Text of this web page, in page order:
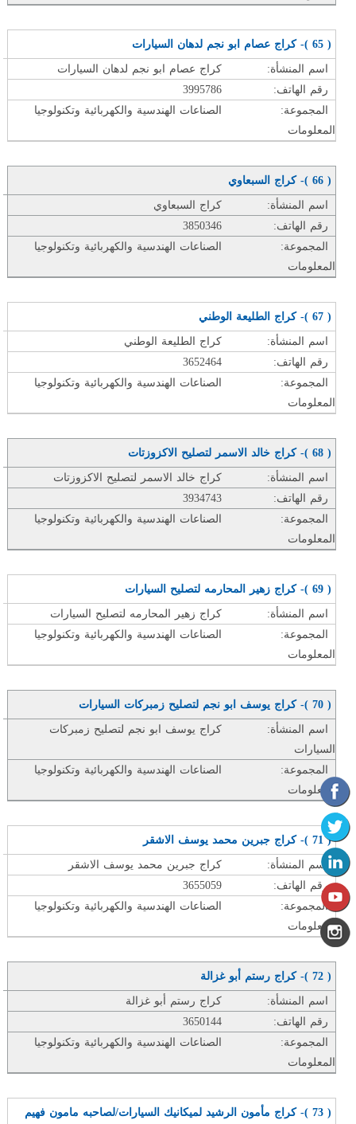
( 65 )- كراج عصام ابو نجم لدهان السيارات
اسم المنشأة:
كراج عصام ابو نجم لدهان السيارات
رقم الهاتف:
3995786
المجموعة:
الصناعات الهندسية والكهربائية وتكنولوجيا
المعلومات
( 66 )- كراج السبعاوي
اسم المنشأة:
كراج السبعاوي
رقم الهاتف:
3850346
المجموعة:
الصناعات الهندسية والكهربائية وتكنولوجيا
المعلومات
( 67 )- كراج الطليعة الوطني
اسم المنشأة:
كراج الطليعة الوطني
رقم الهاتف:
3652464
المجموعة:
الصناعات الهندسية والكهربائية وتكنولوجيا
المعلومات
( 68 )- كراج خالد الاسمر لتصليح الاكزوزتات
اسم المنشأة:
كراج خالد الاسمر لتصليح الاكزوزتات
رقم الهاتف:
3934743
المجموعة:
الصناعات الهندسية والكهربائية وتكنولوجيا
المعلومات
( 69 )- كراج زهير المحارمه لتصليح السيارات
اسم المنشأة:
كراج زهير المحارمه لتصليح السيارات
المجموعة:
الصناعات الهندسية والكهربائية وتكنولوجيا
المعلومات
( 70 )- كراج يوسف ابو نجم لتصليح زمبركات السيارات
اسم المنشأة:
كراج يوسف ابو نجم لتصليح زمبركات
السيارات
المجموعة:
الصناعات الهندسية والكهربائية وتكنولوجيا
المعلومات
( 71 )- كراج جبرين محمد يوسف الاشقر
اسم المنشأة:
كراج جبرين محمد يوسف الاشقر
رقم الهاتف:
3655059
المجموعة:
الصناعات الهندسية والكهربائية وتكنولوجيا
المعلومات
( 72 )- كراج رستم أبو غزالة
اسم المنشأة:
كراج رستم أبو غزالة
رقم الهاتف:
3650144
المجموعة:
الصناعات الهندسية والكهربائية وتكنولوجيا
المعلومات
( 73 )- كراج مأمون الرشيد لميكانيك السيارات/لصاحبه مامون فهيم